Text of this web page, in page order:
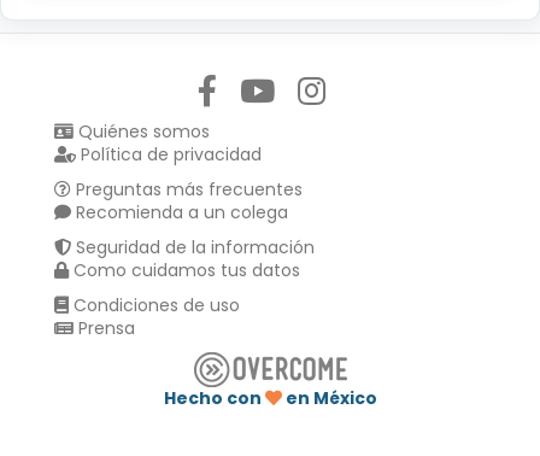
Quiénes somos
Política de privacidad
Preguntas más frecuentes
Recomienda a un colega
Seguridad de la información
Como cuidamos tus datos
Condiciones de uso
Prensa
Hecho con
en México